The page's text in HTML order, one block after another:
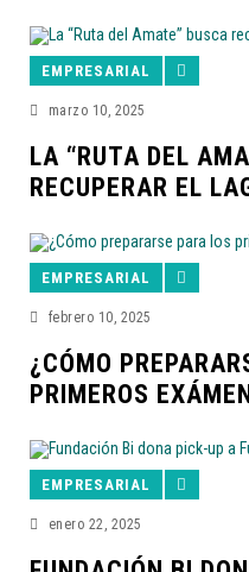
EMPRESARIAL
marzo 10, 2025
LA “RUTA DEL
RECUPERAR EL
EMPRESARIAL
febrero 10, 2025
¿CÓMO
PRIMEROS
EMPRESARIAL
enero 22, 2025